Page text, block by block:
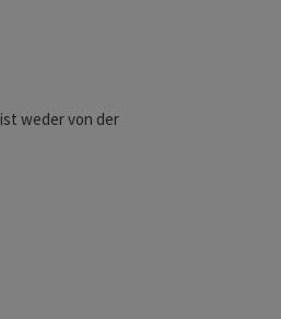
weder von der